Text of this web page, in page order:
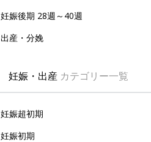
妊娠後期 28週～40週
出産・分娩
妊娠・出産 カテゴリー一覧
妊娠超初期
妊娠初期